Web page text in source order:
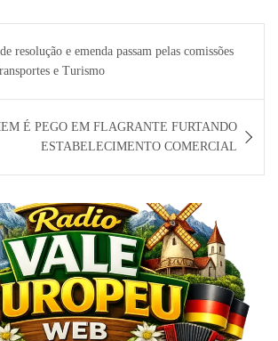
resolução e emenda passam pelas comissões
e Turismo
É PEGO EM FLAGRANTE FURTANDO
ESTABELECIMENTO COMERCIAL